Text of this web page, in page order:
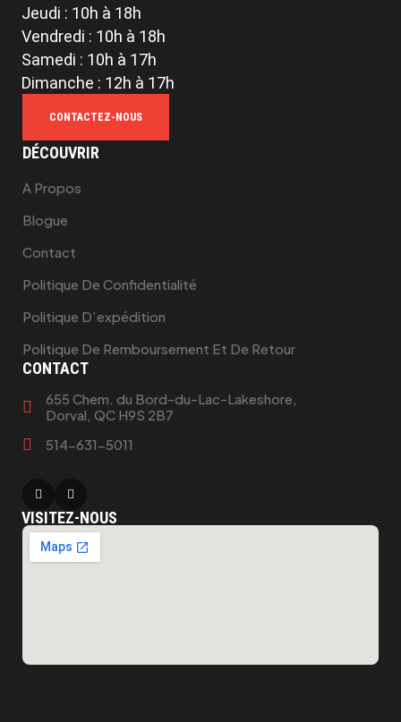
Jeudi : 10h à 18h
Vendredi : 10h à 18h
Samedi : 10h à 17h
Dimanche : 12h à 17h
CONTACTEZ-NOUS
DÉCOUVRIR
A Propos
Blogue
Contact
Politique De Confidentialité
Politique D’expédition
Politique De Remboursement Et De Retour
CONTACT
655 Chem. du Bord-du-Lac-Lakeshore,
Dorval, QC H9S 2B7
514-631-5011
VISITEZ-NOUS